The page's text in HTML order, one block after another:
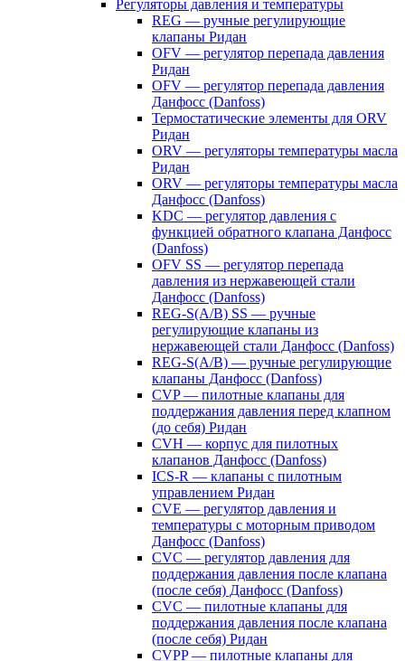
Регуляторы давления и температуры
REG — ручные регулирующие
клапаны Ридан
OFV — регулятор перепада давления
Ридан
OFV — регулятор перепада давления
Данфосс (Danfoss)
Термостатические элементы для ORV
Ридан
ORV — регуляторы температуры масла
Ридан
ORV — регуляторы температуры масла
Данфосс (Danfoss)
KDC — регулятор давления с
функцией обратного клапана Данфосс
(Danfoss)
OFV SS — регулятор перепада
давления из нержавеющей стали
Данфосс (Danfoss)
REG-S(A/B) SS — ручные
регулирующие клапаны из
нержавеющей стали Данфосс (Danfoss)
REG-S(A/B) — ручные регулирующие
клапаны Данфосс (Danfoss)
CVP — пилотные клапаны для
поддержания давления перед клапном
(до себя) Ридан
CVH — корпус для пилотных
клапанов Данфосс (Danfoss)
ICS-R — клапаны с пилотным
управлением Ридан
CVE — регулятор давления и
температуры с моторным приводом
Данфосс (Danfoss)
CVС — регулятор давления для
поддержания давления после клапана
(после себя) Данфосс (Danfoss)
CVС — пилотные клапаны для
поддержания давления после клапана
(после себя) Ридан
CVPP — пилотные клапаны для